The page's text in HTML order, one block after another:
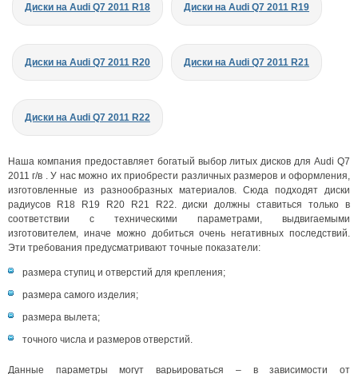
Диски на Audi Q7 2011 R18 Диски на Audi Q7 2011 R19
Диски на Audi Q7 2011 R20 Диски на Audi Q7 2011 R21
Диски на Audi Q7 2011 R22
Наша компания предоставляет богатый выбор литых дисков для Audi Q7
2011 г/в . У нас можно их приобрести различных размеров и оформления,
изготовленные из разнообразных материалов. Сюда подходят диски
радиусов R18 R19 R20 R21 R22. диски должны ставиться только в
соответствии с техническими параметрами, выдвигаемыми
изготовителем, иначе можно добиться очень негативных последствий.
Эти требования предусматривают точные показатели:
размера ступиц и отверстий для крепления;
размера самого изделия;
размера вылета;
точного числа и размеров отверстий.
Данные параметры могут варьироваться – в зависимости от